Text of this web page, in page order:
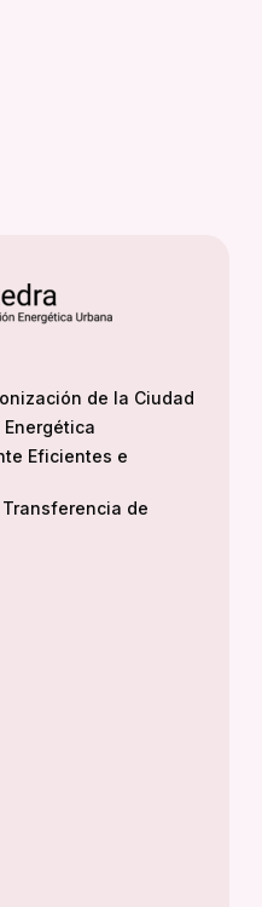
de la Ciudad
Eficientes e
de